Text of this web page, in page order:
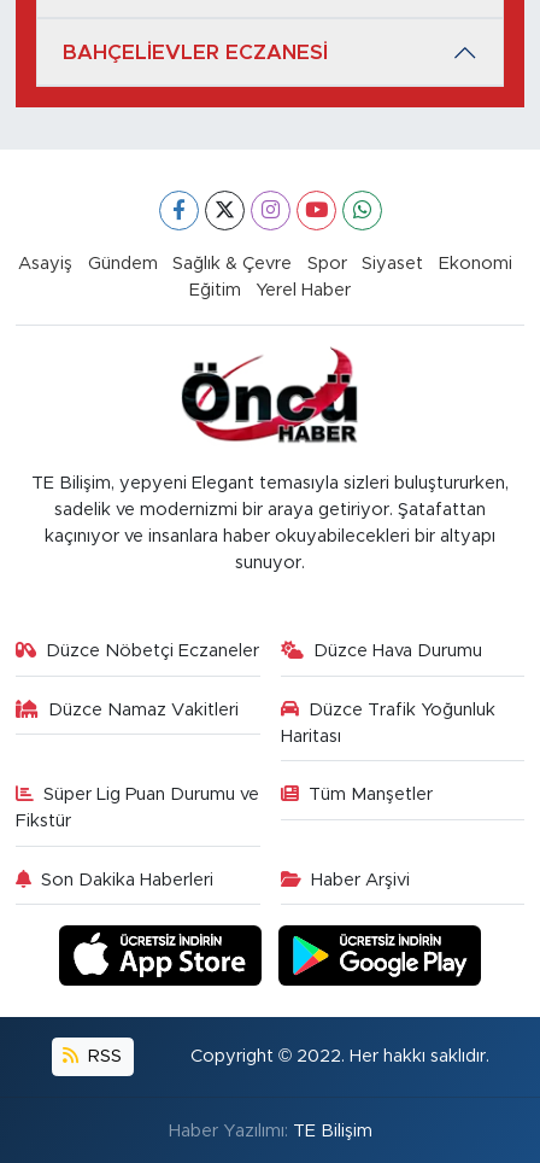
BAHÇELİEVLER ECZANESİ
Asayiş Gündem Sağlık & Çevre Spor Siyaset
Ekonomi
Eğitim
Yerel Haber
TE Bilişim, yepyeni Elegant temasıyla sizleri buluştururken,
sadelik ve modernizmi bir araya getiriyor. Şatafattan
kaçınıyor ve insanlara haber okuyabilecekleri bir altyapı
sunuyor.
Düzce Nöbetçi Eczaneler Düzce Hava Durumu
Düzce Namaz Vakitleri
Düzce Trafik Yoğunluk
Haritası
Süper Lig Puan Durumu ve
Fikstür
Tüm Manşetler
Son Dakika Haberleri Haber Arşivi
RSS Copyright © 2022. Her hakkı saklıdır.
Haber Yazılımı: TE Bilişim